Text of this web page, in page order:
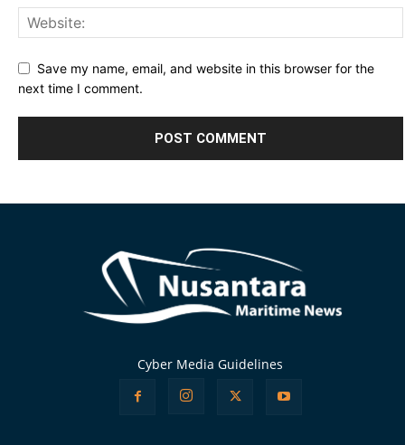
Save my name, email, and website in this browser for the
next time I comment.
Cyber Media Guidelines